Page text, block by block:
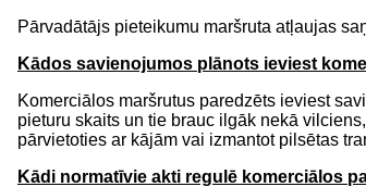
Pārvadātājs pieteikumu maršruta atļaujas
Kādos savienojumos plānots ieviest
Komerciālos maršrutus paredzēts ieviest
pieturu skaits un tie brauc ilgāk nekā
pārvietoties ar kājām vai izmantot pilsētas
Kādi normatīvie akti regulē komerciālos